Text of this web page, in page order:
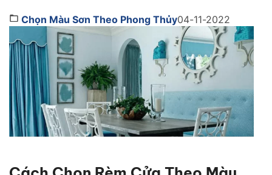
khi thiết kế không gian này, phong thủy là một yếu
tố mà bạn không thể bỏ qua. Vậy, nên chọn […]
Chọn Màu Sơn Theo Phong Thủy04-11-2022